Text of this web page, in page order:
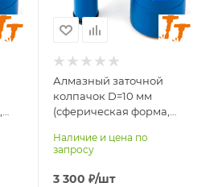
KING
Алмазный заточной
колпачок D=10 мм
(сферическая форма,
Quality-TT
Наличие и цена по
запросу
3 300 ₽/шт